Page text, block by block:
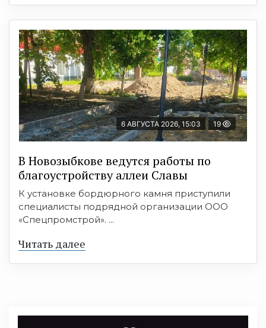
6 АВГУСТА 2026, 15:03 19
В Новозыбкове ведутся работы по
благоустройству аллеи Славы
К установке бордюрного камня приступили
специалисты подрядной организации ООО
«Спецпромстрой». ...
Читать далее